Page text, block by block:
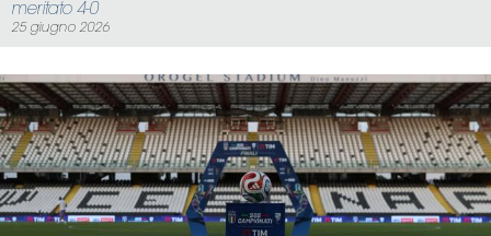
meritato 4-0
25 giugno 2026